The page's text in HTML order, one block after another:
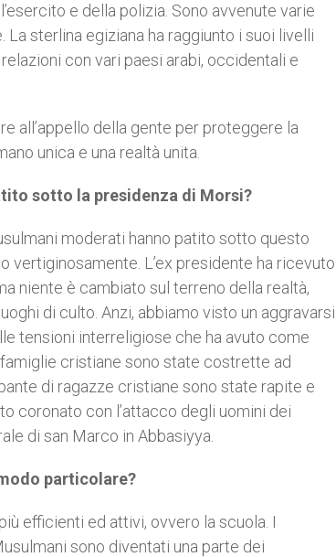
e della polizia. Sono avvenute varie
sterlina egiziana ha raggiunto i suoi livelli
con vari paesi arabi, occidentali e
all’appello della gente per proteggere la
unica e una realtà unita.
sotto la presidenza di Morsi?
moderati hanno patito sotto questo
L’ex presidente ha ricevuto
niente è cambiato sul terreno della realtà,
di culto. Anzi, abbiamo visto un aggravarsi
tensioni interreligiose che ha avuto come
cristiane sono state costrette ad
di ragazze cristiane sono state rapite e
coronato con l’attacco degli uomini dei
di san Marco in Abbasiyya.
particolare?
efficienti ed attivi, ovvero la scuola. I
sono diventati una parte dei